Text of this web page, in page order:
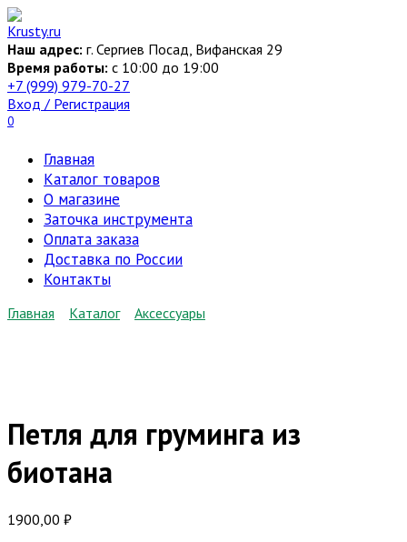
Перейти
к
содержанию
Наш адрес: г. Сергиев Посад, Вифанская 29
Время работы: c 10:00 до 19:00
+7 (999) 979-70-27
Вход / Регистрация
0
Главная
Каталог товаров
О магазине
Заточка инструмента
Оплата заказа
Доставка по России
Контакты
Главная Каталог Аксессуары
Петля для груминга из
биотана
1900,00 ₽